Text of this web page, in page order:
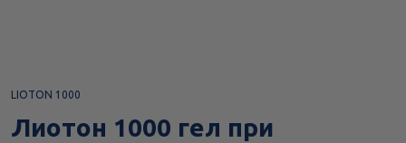
LIOTON 1000
Лиотон 1000 гел при